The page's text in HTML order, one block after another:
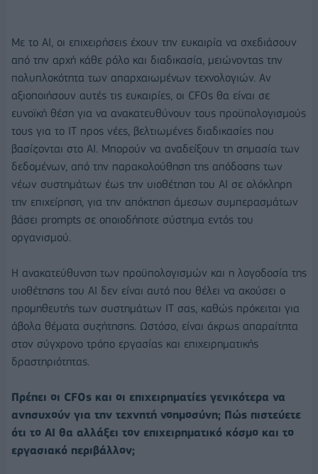
Με το AI, οι επιχειρήσεις έχουν την ευκαιρία να σχεδιάσουν
από την αρχή κάθε ρόλο και διαδικασία, μειώνοντας την
πολυπλοκότητα των απαρχαιωμένων τεχνολογιών. Αν
αξιοποιήσουν αυτές τις ευκαιρίες, οι CFOs θα είναι σε
ευνοϊκή θέση για να ανακατευθύνουν τους προϋπολογισμούς
τους για το IT προς νέες, βελτιωμένες διαδικασίες που
βασίζονται στο ΑΙ. Μπορούν να αναδείξουν τη σημασία των
δεδομένων, από την παρακολούθηση της απόδοσης των
νέων συστημάτων έως την υιοθέτηση του ΑΙ σε ολόκληρη
την επιχείρηση, για την απόκτηση άμεσων συμπερασμάτων
βάσει prompts σε οποιοδήποτε σύστημα εντός του
οργανισμού.
Η ανακατεύθυνση των προϋπολογισμών και η λογοδοσία της
υιοθέτησης του ΑΙ δεν είναι αυτό που θέλει να ακούσει ο
προμηθευτής των συστημάτων IT σας, καθώς πρόκειται για
άβολα θέματα συζήτησης. Ωστόσο, είναι άκρως απαραίτητα
στον σύγχρονο τρόπο εργασίας και επιχειρηματικής
δραστηριότητας.
Πρέπει οι CFOs και οι επιχειρηματίες γενικότερα να
ανησυχούν για την τεχνητή νοημοσύνη; Πώς πιστεύετε
ότι το ΑΙ θα αλλάξει τον επιχειρηματικό κόσμο και το
εργασιακό περιβάλλον;